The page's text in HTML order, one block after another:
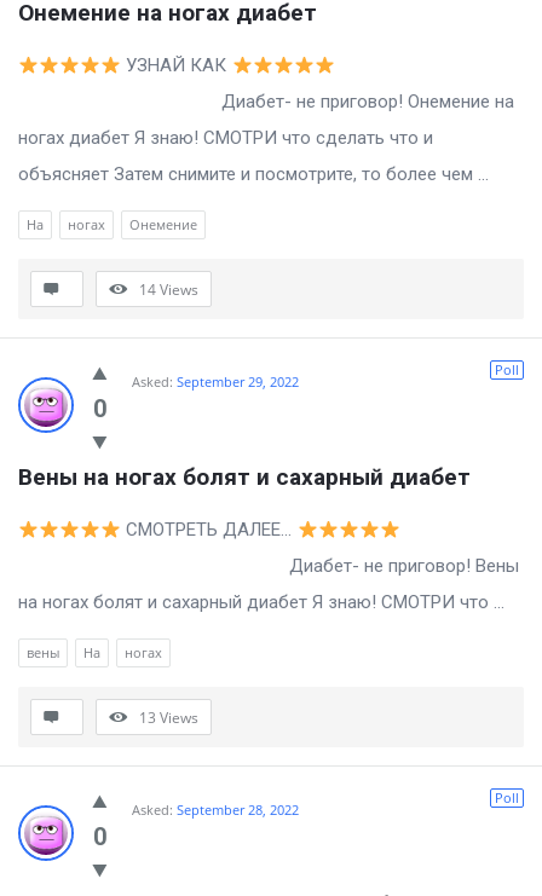
Онемение на ногах диабет
УЗНАЙ КАК
Диабет- не приговор! Онемение на
ногах диабет Я знаю! СМОТРИ что сделать что и
объясняет Затем снимите и посмотрите, то более чем ...
На ногах Онемение
14Views
0
Poll
Asked: September 29, 2022
Вены на ногах болят и сахарный диабет
СМОТРЕТЬ ДАЛЕЕ…
Диабет- не приговор! Вены
на ногах болят и сахарный диабет Я знаю! СМОТРИ что ...
вены На ногах
13 Views
0
Poll
Asked: September 28, 2022